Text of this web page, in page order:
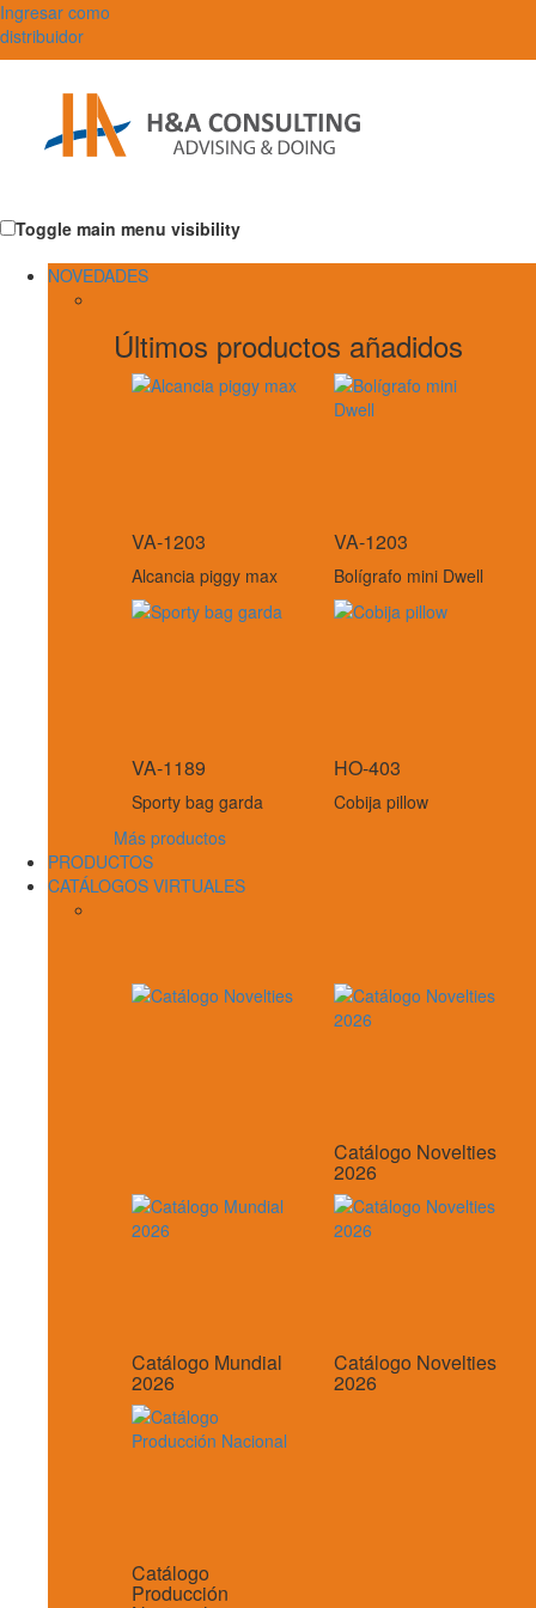
Ingresar como
distribuidor
Toggle main menu visibility
NOVEDADES
Últimos productos añadidos
VA-1203
Alcancia piggy max
VA-1203
Bolígrafo mini Dwell
VA-1189
Sporty bag garda
HO-403
Cobija pillow
Más productos
PRODUCTOS
CATÁLOGOS VIRTUALES
Catálogo Novelties
2026
Catálogo Mundial
2026
Catálogo Novelties
2026
Catálogo
Producción